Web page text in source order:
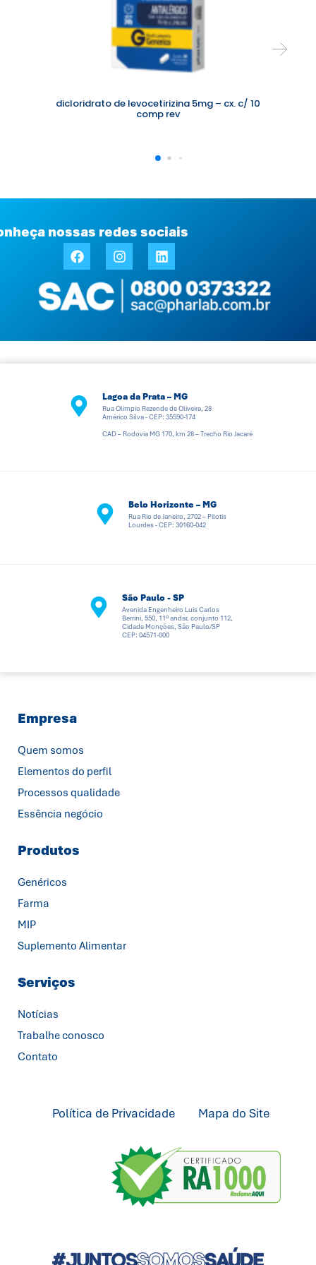
dicloridrato de levocetirizina 5mg – cx. c/ 10
comp rev
nossas redes sociais
Lagoa da Prata – MG
Rua Olímpio Rezende de Oliveira, 28
Américo Silva - CEP: 35590-174
CAD – Rodovia MG 170, km 28 – Trecho Rio Jacaré
Belo Horizonte – MG
Rua Rio de Janeiro, 2702 – Pilotis
Lourdes - CEP: 30160-042
São Paulo - SP
Avenida Engenheiro Luis Carlos
Berrini, 550, 11º andar, conjunto 112,
Cidade Monções, São Paulo/SP
CEP: 04571-000
Empresa
Quem somos
Elementos do perfil
Processos qualidade
Essência negócio
Produtos
Genéricos
Farma
MIP
Suplemento Alimentar
Serviços
Notícias
Trabalhe conosco
Contato
Política de Privacidade Mapa do Site